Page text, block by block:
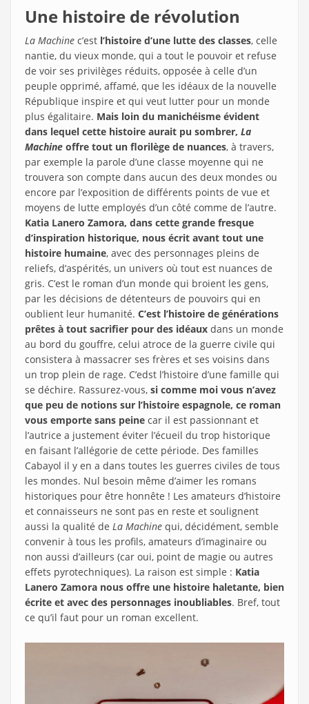
Une histoire de révolution
La Machine c’est l’histoire d’une lutte des classes, celle
nantie, du vieux monde, qui a tout le pouvoir et refuse
de voir ses privilèges réduits, opposée à celle d’un
peuple opprimé, affamé, que les idéaux de la nouvelle
République inspire et qui veut lutter pour un monde
plus égalitaire. Mais loin du manichéisme évident
dans lequel cette histoire aurait pu sombrer, La
Machine offre tout un florilège de nuances, à travers,
par exemple la parole d’une classe moyenne qui ne
trouvera son compte dans aucun des deux mondes ou
encore par l’exposition de différents points de vue et
moyens de lutte employés d’un côté comme de l’autre.
Katia Lanero Zamora, dans cette grande fresque
d’inspiration historique, nous écrit avant tout une
histoire humaine, avec des personnages pleins de
reliefs, d’aspérités, un univers où tout est nuances de
gris. C’est le roman d’un monde qui broient les gens,
par les décisions de détenteurs de pouvoirs qui en
oublient leur humanité. C’est l’histoire de générations
prêtes à tout sacrifier pour des idéaux dans un monde
au bord du gouffre, celui atroce de la guerre civile qui
consistera à massacrer ses frères et ses voisins dans
un trop plein de rage. C’edst l’histoire d’une famille qui
se déchire. Rassurez-vous, si comme moi vous n’avez
que peu de notions sur l’histoire espagnole, ce roman
vous emporte sans peine car il est passionnant et
l’autrice a justement éviter l’écueil du trop historique
en faisant l’allégorie de cette période. Des familles
Cabayol il y en a dans toutes les guerres civiles de tous
les mondes. Nul besoin même d’aimer les romans
historiques pour être honnête ! Les amateurs d’histoire
et connaisseurs ne sont pas en reste et soulignent
aussi la qualité de La Machine qui, décidément, semble
convenir à tous les profils, amateurs d’imaginaire ou
non aussi d’ailleurs (car oui, point de magie ou autres
effets pyrotechniques). La raison est simple : Katia
Lanero Zamora nous offre une histoire haletante, bien
écrite et avec des personnages inoubliables. Bref, tout
ce qu’il faut pour un roman excellent.